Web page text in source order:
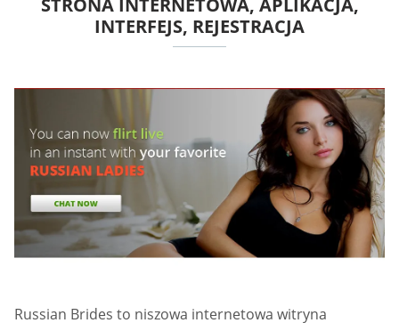
STRONA INTERNETOWA, APLIKACJA,
INTERFEJS, REJESTRACJA
Russian Brides to niszowa internetowa witryna